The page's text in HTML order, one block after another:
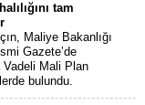
tam
Maliye Bakanlığı
Gazete’de
Vadeli Mali Plan
bulundu.